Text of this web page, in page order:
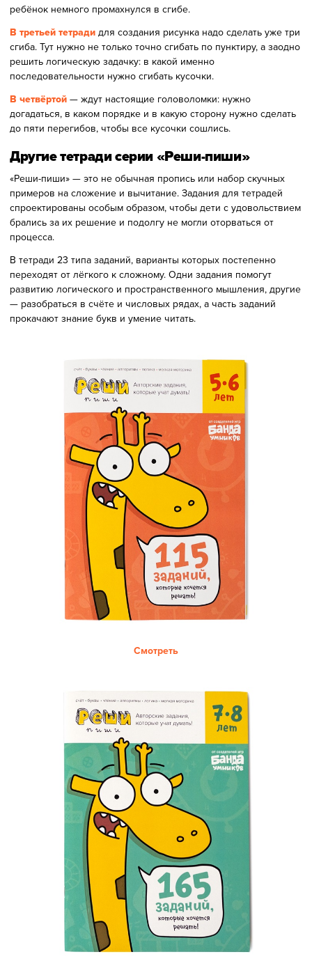
ребёнок немного промахнулся в сгибе.
В третьей тетради для создания рисунка надо сделать уже три
сгиба. Тут нужно не только точно сгибать по пунктиру, а заодно
решить логическую задачку: в какой именно
последовательности нужно сгибать кусочки.
В четвёртой — ждут настоящие головоломки: нужно
догадаться, в каком порядке и в какую сторону нужно сделать
до пяти перегибов, чтобы все кусочки сошлись.
Другие тетради серии «Реши-пиши»
«Реши-пиши» — это не обычная пропись или набор скучных
примеров на сложение и вычитание. Задания для тетрадей
спроектированы особым образом, чтобы дети с удовольствием
брались за их решение и подолгу не могли оторваться от
процесса.
В тетради 23 типа заданий, варианты которых постепенно
переходят от лёгкого к сложному. Одни задания помогут
развитию логического и пространственного мышления, другие
— разобраться в счёте и числовых рядах, а часть заданий
прокачают знание букв и умение читать.
Смотреть